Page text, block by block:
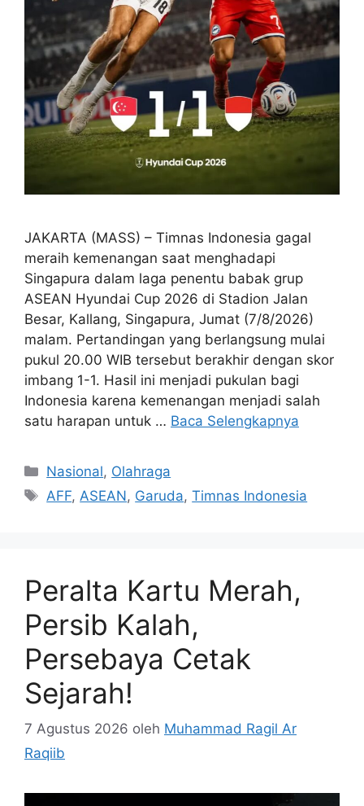
JAKARTA (MASS) – Timnas Indonesia gagal
meraih kemenangan saat menghadapi
Singapura dalam laga penentu babak grup
ASEAN Hyundai Cup 2026 di Stadion Jalan
Besar, Kallang, Singapura, Jumat (7/8/2026)
malam. Pertandingan yang berlangsung mulai
pukul 20.00 WIB tersebut berakhir dengan skor
imbang 1-1. Hasil ini menjadi pukulan bagi
Indonesia karena kemenangan menjadi salah
satu harapan untuk … Baca Selengkapnya
Kategori
Nasional, Olahraga
Tag
AFF, ASEAN, Garuda,Timnas Indonesia
Peralta Kartu Merah,
Persib Kalah,
Persebaya Cetak
Sejarah!
7 Agustus 2026 oleh Muhammad Ragil Ar
Raqiib